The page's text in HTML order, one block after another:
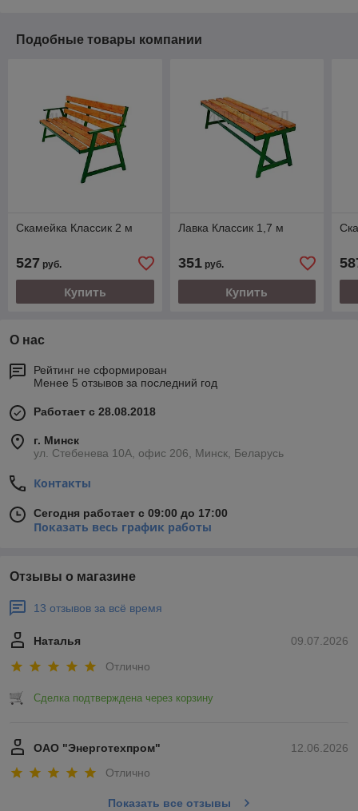
Подобные товары компании
Скамейка Классик 2 м
527 руб.
Купить
Лавка Классик 1,7 м
351руб.
Купить
О нас
Рейтинг не сформирован
Менее 5 отзывов за последний год
Работает с 28.08.2018
г. Минск
ул. Стебенева 10А, офис 206, Минск, Беларусь
Контакты
Сегодня работает с 09:00 до 17:00
Показать весь график работы
Отзывы о магазине
13 отзывов за всё время
09.07.2026
Наталья
Отлично
Сделка подтверждена через корзину
12.06.2026
ОАО "Энерготехпром"
Отлично
Показать все отзывы